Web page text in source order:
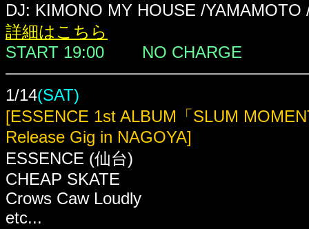
DJ: KIMONO MY HOUSE /YAMAMOTO
詳細はこちら
START 19:00 NO CHARGE
1/14(SAT)
[ESSENCE 1st ALBUM「SLUM
Release Gig in NAGOYA]
ESSENCE (仙台)
CHEAP SKATE
Crows Caw Loudly
etc...